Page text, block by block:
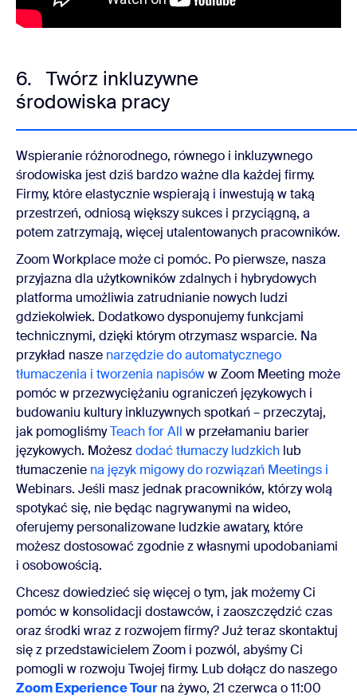
6. Twórz inkluzywne
środowiska pracy
Wspieranie różnorodnego, równego i inkluzywnego
środowiska jest dziś bardzo ważne dla każdej firmy.
Firmy, które elastycznie wspierają i inwestują w taką
przestrzeń, odniosą większy sukces i przyciągną, a
potem zatrzymają, więcej utalentowanych pracowników.
Zoom Workplace może ci pomóc. Po pierwsze, nasza
przyjazna dla użytkowników zdalnych i hybrydowych
platforma umożliwia zatrudnianie nowych ludzi
gdziekolwiek. Dodatkowo dysponujemy funkcjami
technicznymi, dzięki którym otrzymasz wsparcie. Na
przykład nasze narzędzie do automatycznego
tłumaczenia i tworzenia napisóww Zoom Meeting może
pomóc w przezwyciężaniu ograniczeń językowych i
budowaniu kultury inkluzywnych spotkań – przeczytaj,
jak pomogliśmyTeach for All w przełamaniu barier
językowych. Możeszdodać tłumaczy ludzkich lub
tłumaczenie na język migowy do rozwiązań Meetings i
Webinars. Jeśli masz jednak pracowników, którzy wolą
spotykać się, nie będąc nagrywanymi na wideo,
oferujemy personalizowane ludzkie awatary, które
możesz dostosować zgodnie z własnymi upodobaniami
i osobowością.
Chcesz dowiedzieć się więcej o tym, jak możemy Ci
pomóc w konsolidacji dostawców, i zaoszczędzić czas
oraz środki wraz z rozwojem firmy? Już teraz skontaktuj
się z przedstawicielem Zoom i pozwól, abyśmy Ci
pomogli w rozwoju Twojej firmy. Lub dołącz do naszego
Zoom Experience Tourna żywo, 21 czerwca o 11:00